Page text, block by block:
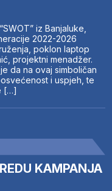
iz Banjaluke,
2022-2026
poklon laptop
projektni menadžer.
da na ovaj simboličan
i uspjeh, te
[…]
KAMPANJA